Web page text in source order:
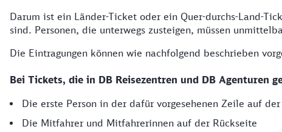
Darum ist ein Länder-Ticket oder ein Quer-durchs-Land-
sind. Personen, die unterwegs zusteigen, müssen
Die Eintragungen können wie nachfolgend beschrieben
Bei Tickets, die in DB Reisezentren und DB Agenturen
Die erste Person in der dafür vorgesehenen Zeile auf
Die Mitfahrer und Mitfahrerinnen auf der Rückseite